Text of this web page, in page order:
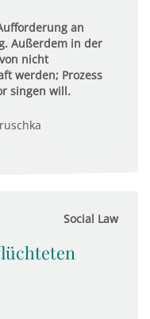
an
Außerdem in der
nicht
werden; Prozess
singen will.
Social Law